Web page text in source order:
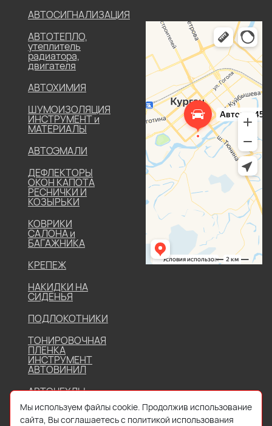
АВТОСИГНАЛИЗАЦИЯ
АВТОТЕПЛО,
утеплитель
радиатора,
двигателя
АВТОХИМИЯ
ШУМОИЗОЛЯЦИЯ
ИНСТРУМЕНТ и
МАТЕРИАЛЫ
АВТОЭМАЛИ
ДЕФЛЕКТОРЫ
ОКОН КАПОТА
РЕСНИЧКИ И
КОЗЫРЬКИ
КОВРИКИ
САЛОНА и
БАГАЖНИКА
КРЕПЕЖ
НАКИДКИ НА
СИДЕНЬЯ
ПОДЛОКОТНИКИ
ТОНИРОВОЧНАЯ
ПЛЕНКА
ИНСТРУМЕНТ
АВТОВИНИЛ
АВТОЧЕХЛЫ
Мы используем файлы cookie. Продолжив использование
сайта, Вы соглашаетесь с политикой использования